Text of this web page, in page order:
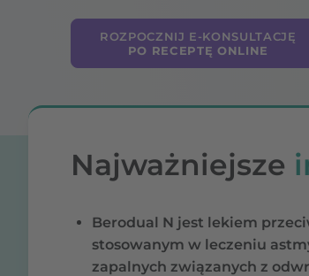
ROZPOCZNIJ E-KONSULTACJĘ
PO RECEPTĘ ONLINE
Najważniejsze
Berodual N jest lekiem
stosowanym w leczeniu
zapalnych związanych z